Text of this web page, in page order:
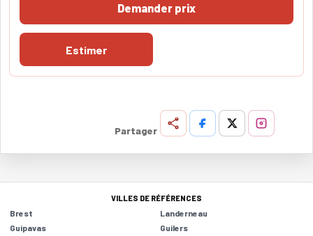
Demander prix
Estimer
Partager
VILLES DE RÉFÉRENCES
Brest
Landerneau
Guipavas
Guilers